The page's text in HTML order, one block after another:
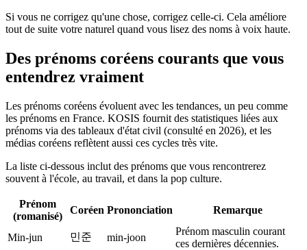
Si vous ne corrigez qu'une chose, corrigez celle-ci. Cela améliore
tout de suite votre naturel quand vous lisez des noms à voix haute.
Des prénoms coréens courants que vous
entendrez vraiment
Les prénoms coréens évoluent avec les tendances, un peu comme
les prénoms en France. KOSIS fournit des statistiques liées aux
prénoms via des tableaux d'état civil (consulté en 2026), et les
médias coréens reflètent aussi ces cycles très vite.
La liste ci-dessous inclut des prénoms que vous rencontrerez
souvent à l'école, au travail, et dans la pop culture.
Prénom
(romanisé)
Coréen Prononciation Remarque
Min-jun 민준 min-joon
Prénom masculin courant
ces dernières décennies.